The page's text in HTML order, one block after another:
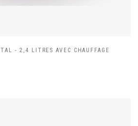
- 2,4 LITRES AVEC CHAUFFAGE